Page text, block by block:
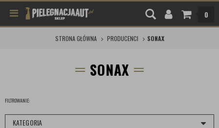
0
STRONA GŁÓWNA PRODUCENCI SONAX
SONAX
FILTROWANIE:
KATEGORIA